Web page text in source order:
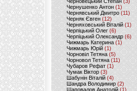
Чернушенко Антон (1)
Чернявський Дмитро(11)
Черняк Євген(12)
Черняховський Віталій (1)
Черпіцький Олег (6)
Черпіцький Олександр (6)
Чижмарь Катерина (1)
Чижмарь Юрій (1)
Чорновіл Тетяна (5)
Чорновол Тетяна (11)
Чубаров Рефат (1)
Чумак Віктор(3)
Шабунін Віталій (4)
Шандра Володимир (2)
Шаповалов Анатолій(1)